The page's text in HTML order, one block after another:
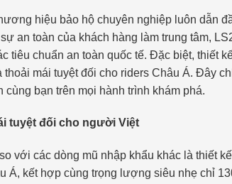
hiệu bảo hộ chuyên nghiệp luôn dẫn
an toàn của khách hàng làm trung tâm,
tiêu chuẩn an toàn quốc tế. Đặc biệt, thiết
mái tuyệt đối cho riders Châu Á. Đây
cùng bạn trên mọi hành trình khám phá.
tuyệt đối cho người Việt
với các dòng mũ nhập khẩu khác là thiết
Á, kết hợp cùng trọng lượng siêu nhẹ chỉ